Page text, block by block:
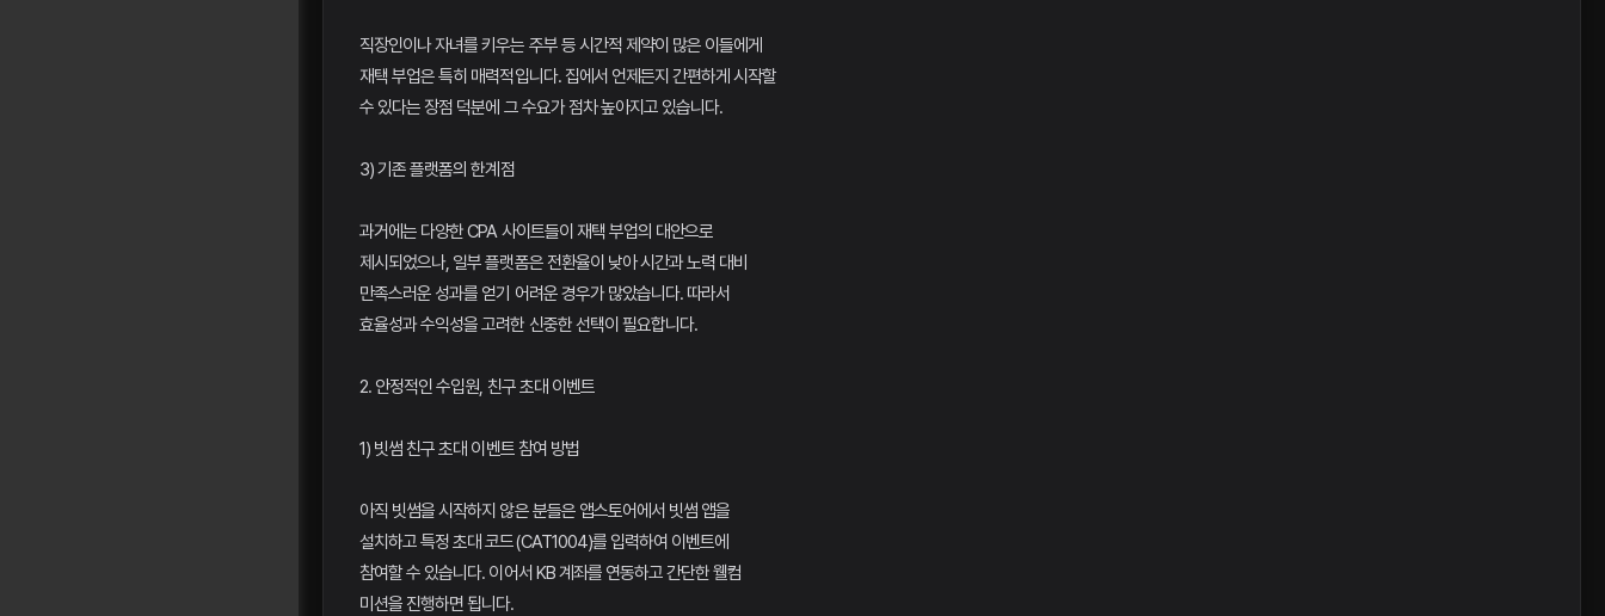
직장인이나 자녀를 키우는 주부 등 시간적 제약이 많은 이들에게
재택 부업은 특히 매력적입니다. 집에서 언제든지 간편하게 시작할
수 있다는 장점 덕분에 그 수요가 점차 높아지고 있습니다.
3) 기존 플랫폼의 한계점
과거에는 다양한 CPA 사이트들이 재택 부업의 대안으로
제시되었으나, 일부 플랫폼은 전환율이 낮아 시간과 노력 대비
만족스러운 성과를 얻기 어려운 경우가 많았습니다. 따라서
효율성과 수익성을 고려한 신중한 선택이 필요합니다.
2. 안정적인 수입원, 친구 초대 이벤트
1) 빗썸 친구 초대 이벤트 참여 방법
아직 빗썸을 시작하지 않은 분들은 앱스토어에서 빗썸 앱을
설치하고 특정 초대 코드(CAT1004)를 입력하여 이벤트에
참여할 수 있습니다. 이어서 KB 계좌를 연동하고 간단한 웰컴
미션을 진행하면 됩니다.